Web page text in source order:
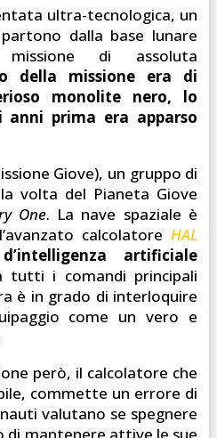
ultra-tecnologica, un
dalla base lunare
di assoluta
della missione era di
monolite nero, lo
anni prima era apparso
Giove), un gruppo di
volta del Pianeta Giove
One. La nave spaziale è
calcolatoreHAL
artificiale
tutti i comandi principali
è in grado di interloquire
come un vero e
però, il calcolatore che
commette un errore di
valutano se spegnere